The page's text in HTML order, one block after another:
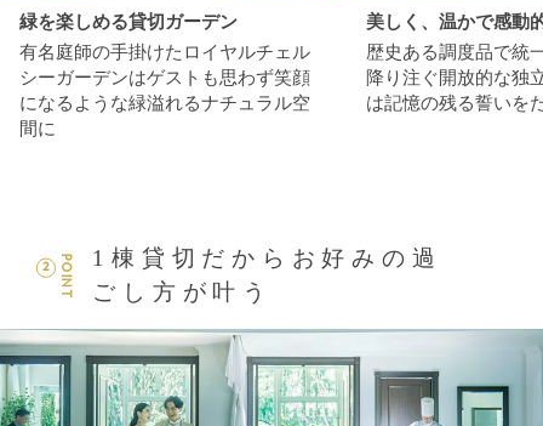
緑を楽しめる貸切ガーデン
有名庭師の手掛けたロイヤルチェル
シーガーデンはゲストも思わず笑顔
になるような緑溢れるナチュラル空
間に
美しく、温かで感動
歴史ある調度品で統
降り注ぐ開放的な独
は記憶の残る誓いを
POINT
2
1棟貸切だからお好みの過
ごし方が叶う